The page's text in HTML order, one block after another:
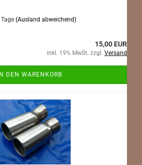
(Ausland abweichend)
15,00 EUR
inkl. 19% MwSt. zzgl. Versand
IN DEN WARENKORB